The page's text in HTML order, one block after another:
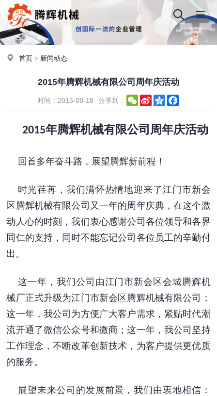
首页 > 新闻动态
2015年腾辉机械有限公司周年庆活动
时间：2015-08-18 分享到： WeChat
Sina
Weibo
Qzone
2015年腾辉机械有限公司周年庆活动
回首多年奋斗路，展望腾辉新前程！
时光荏苒，我们满怀热情地迎来了江门市新会
区腾辉机械有限公司又一年的周年庆典，在这个激
动人心的时刻，我们衷心感谢公司各位领导和各界
同仁的支持，同时不能忘记公司各位员工的辛勤付
出。
这一年，我们公司由江门市新会区会城腾辉机
械厂正式升级为江门市新会区腾辉机械有限公司；
这一年，我公司为方便广大客户需求，紧贴时代潮
流开通了微信公众号和微商；这一年，我公司坚持
工作理念，不断改革创新技术，为客户提供更优质
的服务。
展望未来公司的发展前景，我们由衷地相信：